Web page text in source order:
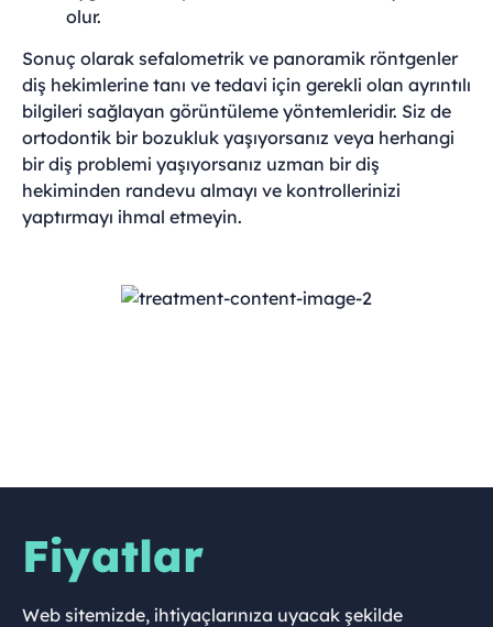
olur.
Sonuç olarak sefalometrik ve panoramik röntgenler
diş hekimlerine tanı ve tedavi için gerekli olan ayrıntılı
bilgileri sağlayan görüntüleme yöntemleridir. Siz de
ortodontik bir bozukluk yaşıyorsanız veya herhangi
bir diş problemi yaşıyorsanız uzman bir diş
hekiminden randevu almayı ve kontrollerinizi
yaptırmayı ihmal etmeyin.
Fiyatlar
Web sitemizde, ihtiyaçlarınıza uyacak şekilde